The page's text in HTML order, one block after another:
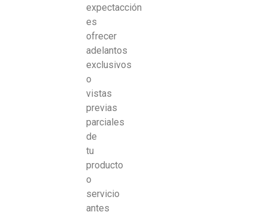
expectacción
es
ofrecer
adelantos
exclusivos
o
vistas
previas
parciales
de
tu
producto
o
servicio
antes